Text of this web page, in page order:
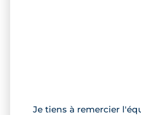
Je tiens à remercier